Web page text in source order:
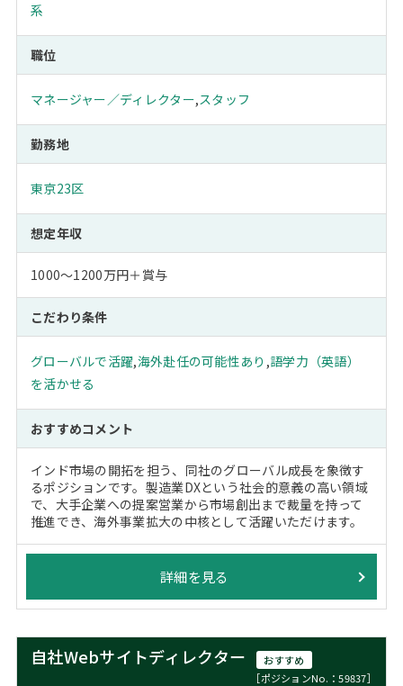
系
職位
マネージャー／ディレクター,スタッフ
勤務地
東京23区
想定年収
1000～1200万円＋賞与
こだわり条件
グローバルで活躍,海外赴任の可能性あり ,語学力（英語）
を活かせる
おすすめコメント
インド市場の開拓を担う、同社のグローバル成長を象徴す
るポジションです。製造業DXという社会的意義の高い領域
で、大手企業への提案営業から市場創出まで裁量を持って
推進でき、海外事業拡大の中核として活躍いただけます。
詳細を見る
自社Webサイトディレクター
おすすめ
［ポジションNo.：59837］